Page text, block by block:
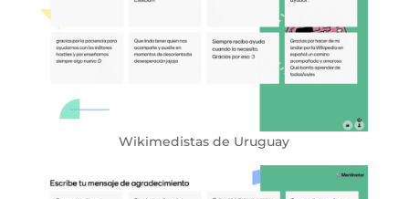
Wikimedistas de Uruguay